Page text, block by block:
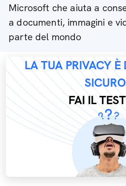
Microsoft che aiuta a
a documenti, immagini e
parte del mondo
LA TUA PRIVACY È
FAI IL TEST